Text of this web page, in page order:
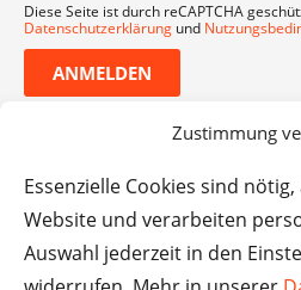
Zustimmung
Essenzielle Cookies sind
Website und verarbeiten
Auswahl jederzeit in den
Diese Seite ist durch reCAPTCHA
Datenschutzerklärung und
ANMELDEN